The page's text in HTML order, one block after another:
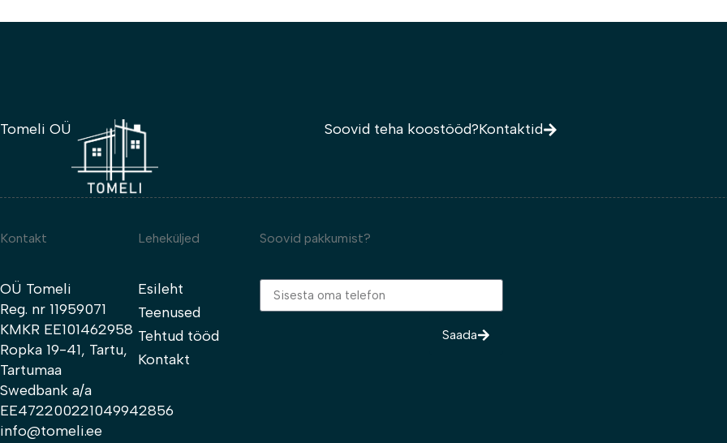
Tomeli OÜ Soovid teha koostööd?Kontaktid
Kontakt
OÜ Tomeli
Reg. nr 11959071
KMKR EE101462958
Ropka 19-41, Tartu,
Tartumaa
Swedbank a/a
EE472200221049942856
info@tomeli.ee
Leheküljed
Esileht
Teenused
Tehtud tööd
Kontakt
Soovid pakkumist?
Saada